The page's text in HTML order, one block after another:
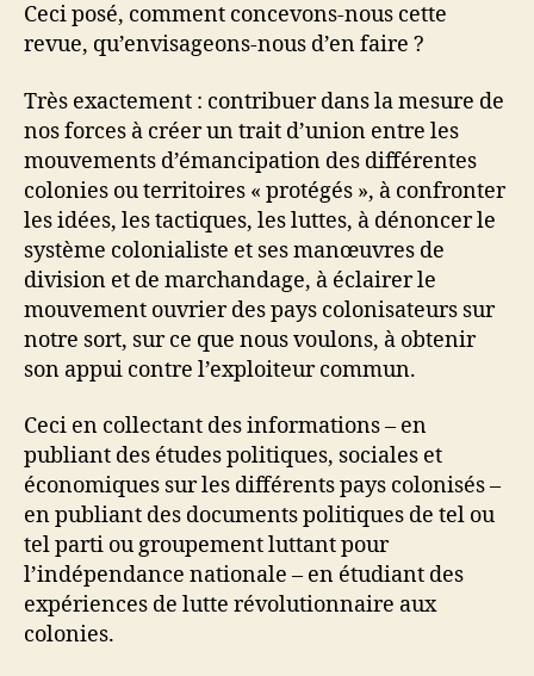
Ceci posé, comment concevons-nous cette
revue, qu’envisageons-nous d’en faire ?
Très exactement : contribuer dans la mesure de
nos forces à créer un trait d’union entre les
mouvements d’émancipation des différentes
colonies ou territoires « protégés », à confronter
les idées, les tactiques, les luttes, à dénoncer le
système colonialiste et ses manœuvres de
division et de marchandage, à éclairer le
mouvement ouvrier des pays colonisateurs sur
notre sort, sur ce que nous voulons, à obtenir
son appui contre l’exploiteur commun.
Ceci en collectant des informations – en
publiant des études politiques, sociales et
économiques sur les différents pays colonisés –
en publiant des documents politiques de tel ou
tel parti ou groupement luttant pour
l’indépendance nationale – en étudiant des
expériences de lutte révolutionnaire aux
colonies.